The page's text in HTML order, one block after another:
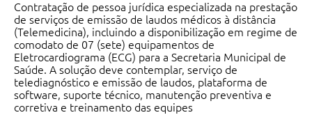
Contratação de pessoa jurídica especializada na prestação
de serviços de emissão de laudos médicos à distância
(Telemedicina), incluindo a disponibilização em regime de
comodato de 07 (sete) equipamentos de
Eletrocardiograma (ECG) para a Secretaria Municipal de
Saúde. A solução deve contemplar, serviço de
telediagnóstico e emissão de laudos, plataforma de
software, suporte técnico, manutenção preventiva e
corretiva e treinamento das equipes